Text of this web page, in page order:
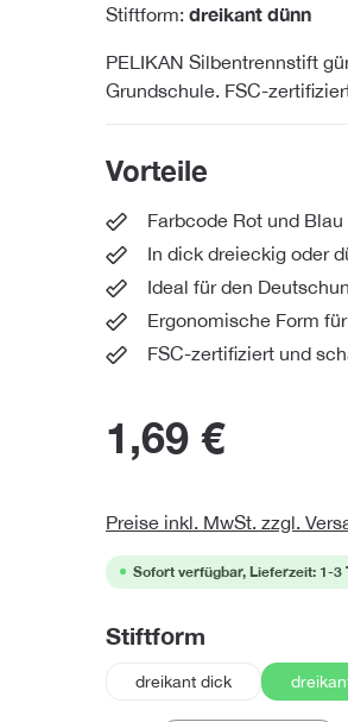
Stiftform: dreikant dünn
PELIKAN Silbentrennstift
Grundschule. FSC-
Vorteile
Farbcode Rot und
In dick dreieckig oder
Ideal für den
Ergonomische Form
FSC-zertifiziert und
1,69 €
Preise inkl. MwSt. zzgl.
Sofort verfügbar, Lieferzeit: 1-3
Stiftform
dreikant dick